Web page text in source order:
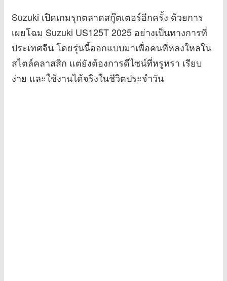
Suzuki เปิดเกมรุกตลาดสกู๊ตเตอร์อีกครั้ง ด้วยการ
เผยโฉม Suzuki US125T 2025 อย่างเป็นทางการที่
ประเทศจีน โดยรุ่นนี้ออกแบบมาเพื่อคนที่หลงใหลใน
สไตล์คลาสสิก แต่ยังต้องการดีไซน์ที่หรูหรา เรียบ
ง่าย และใช้งานได้จริงในชีวิตประจำวัน